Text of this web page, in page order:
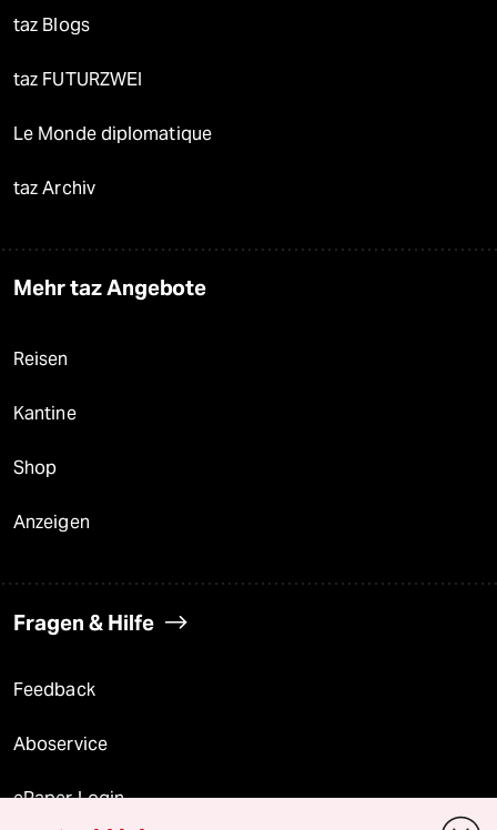
taz Blogs
taz FUTURZWEI
Le Monde diplomatique
taz Archiv
Mehr taz Angebote
Reisen
Kantine
Shop
Anzeigen
Fragen & Hilfe
Feedback
Aboservice
ePaper Login